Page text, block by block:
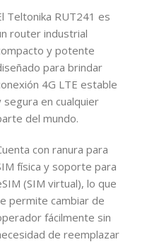
Teltonika RUT241 es
router industrial
y potente
para brindar
4G LTE estable
segura en cualquier
del mundo.
con ranura para
física y soporte para
(SIM virtual), lo que
permite cambiar de
fácilmente sin
de reemplazar